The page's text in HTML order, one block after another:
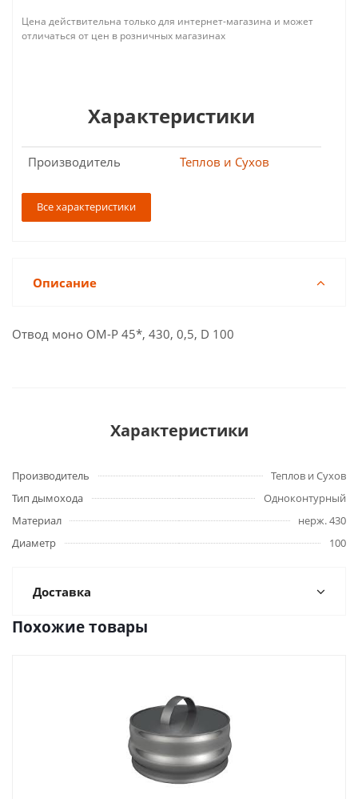
Цена действительна только для интернет-магазина и может
отличаться от цен в розничных магазинах
Характеристики
Производитель Теплов и Сухов
Все характеристики
Описание
Отвод моно ОМ-Р 45*, 430, 0,5, D 100
Характеристики
Производитель
Теплов и Сухов
Тип дымохода
Одноконтурный
Материал
нерж. 430
Диаметр
100
Доставка
Похожие товары